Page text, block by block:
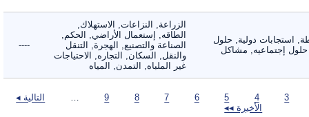
استجابات دولية, حلول
إجتماعيه, مشاكل
الزراعة, النزاعات, الاستهلاك,
الطاقه, إستعمال الأراضي, الحكم,
الصناعة والتصنيع, الهجرة, التنقل
والنقل, السكان, التجاره, الاحتياجات
غير الملباه, التمدن, المياه
----
التالية ◂
الأخيرة ◂◂